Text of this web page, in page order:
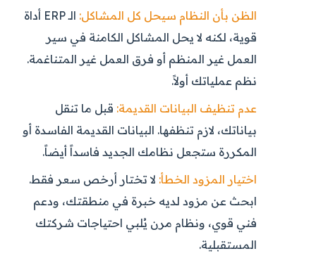
الظن بأن النظام سيحل كل المشاكل:
الـ ERP أداة
قوية، لكنه لا يحل المشاكل الكامنة في سير
العمل غير المنظم أو فرق العمل غير المتناغمة.
نظم عملياتك أولاً.
عدم تنظيف البيانات القديمة: قبل ما تنقل
بياناتك، لازم تنظفها. البيانات القديمة الفاسدة أو
المكررة ستجعل نظامك الجديد فاسداً أيضاً.
اختيار المزود الخطأ: لا تختار أرخص سعر فقط.
ابحث عن مزود لديه خبرة في منطقتك، ودعم
فني قوي، ونظام مرن يُلبي احتياجات شركتك
المستقبلية.